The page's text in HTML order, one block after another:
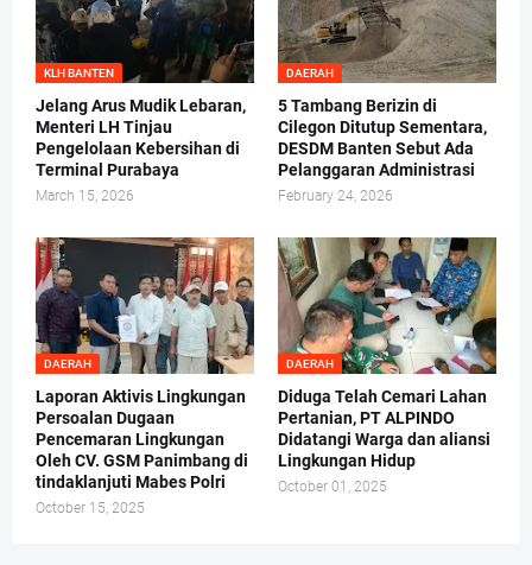
KLH BANTEN
Jelang Arus Mudik Lebaran,
Menteri LH Tinjau
Pengelolaan Kebersihan di
Terminal Purabaya
March 15, 2026
DAERAH
5 Tambang Berizin di
Cilegon Ditutup Sementara,
DESDM Banten Sebut Ada
Pelanggaran Administrasi
February 24, 2026
DAERAH
Laporan Aktivis Lingkungan
Persoalan Dugaan
Pencemaran Lingkungan
Oleh CV. GSM Panimbang di
tindaklanjuti Mabes Polri
October 15, 2025
DAERAH
Diduga Telah Cemari Lahan
Pertanian, PT ALPINDO
Didatangi Warga dan aliansi
Lingkungan Hidup
October 01, 2025